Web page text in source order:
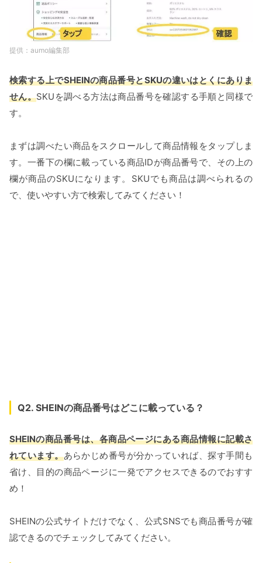
aumo編集部
検索する上でSHEINの商品番号とSKUの違いはとくにありま
せん。SKUを調べる方法は商品番号を確認する手順と同様で
す。
まずは調べたい商品をスクロールして商品情報をタップしま
す。一番下の欄に載っている商品IDが商品番号で、その上の
欄が商品のSKUになります。SKUでも商品は調べられるの
で、使いやすい方で検索してみてください！
Q2. SHEINの商品番号はどこに載っている？
SHEINの商品番号は、各商品ページにある商品情報に記載さ
れています。あらかじめ番号が分かっていれば、探す手間も
省け、目的の商品ページに一発でアクセスできるのでおすす
め！
SHEINの公式サイトだけでなく、公式SNSでも商品番号が確
認できるのでチェックしてみてください。